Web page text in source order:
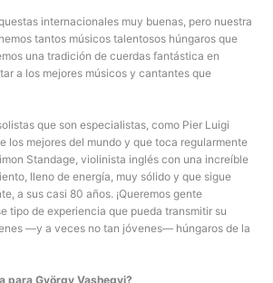
internacionales muy buenas, pero nuestra
tantos músicos talentosos húngaros que
una tradición de cuerdas fantástica en
a los mejores músicos y cantantes que
que son especialistas, como Pier Luigi
los mejores del mundo y que toca regularmente
Standage, violinista inglés con una increíble
lleno de energía, muy sólido y que sigue
a sus casi 80 años. ¡Queremos gente
tipo de experiencia que pueda transmitir su
—y a veces no tan jóvenes— húngaros de la
para György Vashegyi?